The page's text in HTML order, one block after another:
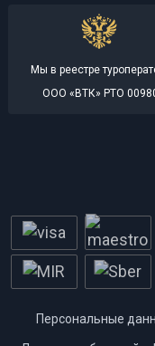
Мы в реестре
ООО «ВТК» РТО
Персональные